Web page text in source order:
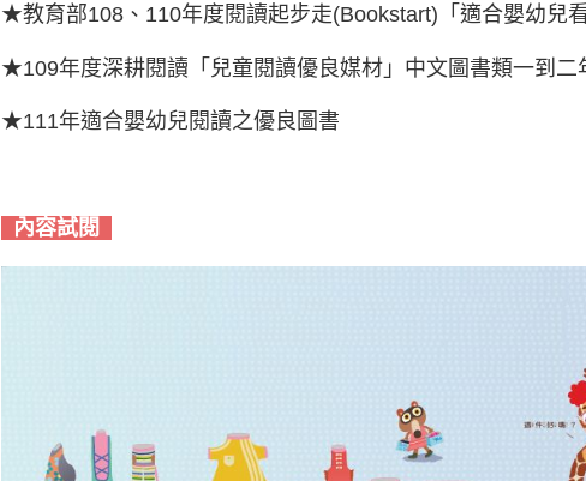
★教育部108、110年度閱讀起步走(Bookstart)「適合嬰幼兒
★109年度深耕閱讀「兒童閱讀優良媒材」中文圖書類一到二
★111年適合嬰幼兒閱讀之優良圖書
內容試閱